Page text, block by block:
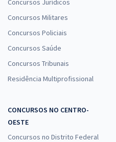
Advocacia de Sucesso Gran
Concursos Militares
Concursos Policiais
Concursos Saúde
Concursos Tribunais
Residência Multiprofissional
CONCURSOS NO CENTRO-
OESTE
Concursos no Distrito Federal